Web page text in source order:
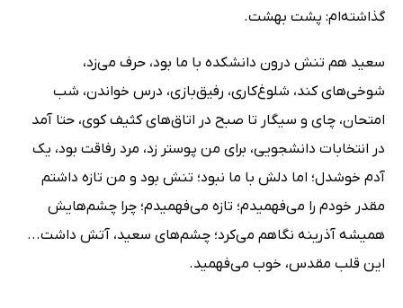
گذاشته‌ام: پشت بهشت.
سعید هم تنش درون دانشکده با ما بود، حرف می‌زد،
شوخی‌های کند، شلوغ‌کاری، رفیق‌بازی، درس خواندن، شب
امتحان، چای و سیگار تا صبح در اتاق‌های کثیف کوی، حتا آمد
در انتخابات دانشجویی، برای من پوستر زد، مرد رفاقت بود، یک
آدم خوشدل؛ اما دلش با ما نبود؛ تنش بود و من تازه داشتم
مقدر خودم را می‌فهمیدم؛ تازه می‌فهمیدم؛ چرا چشم‌هایش
همیشه آذرینه نگاهم می‌کرد؛ چشم‌های سعید، آتش داشت...
این قلب مقدس، خوب می‌فهمید.